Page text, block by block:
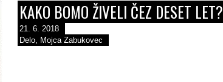
KAKO BOMO ŽIVELI ČEZ DESET LET?
21. 6. 2018
Delo, Mojca Zabukovec